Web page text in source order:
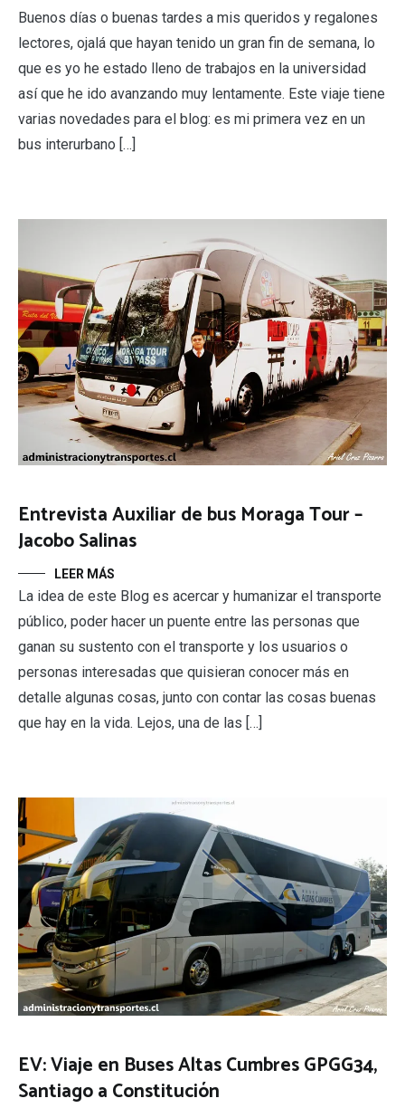
Buenos días o buenas tardes a mis queridos y regalones
lectores, ojalá que hayan tenido un gran fin de semana, lo
que es yo he estado lleno de trabajos en la universidad
así que he ido avanzando muy lentamente. Este viaje tiene
varias novedades para el blog: es mi primera vez en un
bus interurbano […]
Entrevista Auxiliar de bus Moraga Tour –
Jacobo Salinas
LEER MÁS
La idea de este Blog es acercar y humanizar el transporte
público, poder hacer un puente entre las personas que
ganan su sustento con el transporte y los usuarios o
personas interesadas que quisieran conocer más en
detalle algunas cosas, junto con contar las cosas buenas
que hay en la vida. Lejos, una de las […]
EV: Viaje en Buses Altas Cumbres GPGG34,
Santiago a Constitución